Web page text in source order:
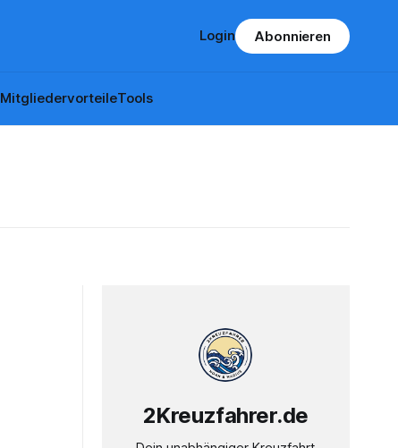
MitgliedervorteileTools
Login Abonnieren
2Kreuzfahrer.de